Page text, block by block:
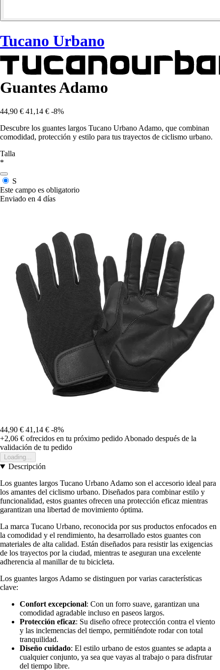
Tucano Urbano
Guantes Adamo
44,90 € 41,14 € -8%
Descubre los guantes largos Tucano Urbano Adamo, que combinan
comodidad, protección y estilo para tus trayectos de ciclismo urbano.
Talla
*
S
Este campo es obligatorio
Enviado en 4 días
44,90 € 41,14 € -8%
+2,06 € ofrecidos en tu próximo pedido Abonado después de la
validación de tu pedido
Loading...
Descripción
Los guantes largos Tucano Urbano Adamo son el accesorio ideal para
los amantes del ciclismo urbano. Diseñados para combinar estilo y
funcionalidad, estos guantes ofrecen una protección eficaz mientras
garantizan una libertad de movimiento óptima.
La marca Tucano Urbano, reconocida por sus productos enfocados en
la comodidad y el rendimiento, ha desarrollado estos guantes con
materiales de alta calidad. Están diseñados para resistir las exigencias
de los trayectos por la ciudad, mientras te aseguran una excelente
adherencia al manillar de tu bicicleta.
Los guantes largos Adamo se distinguen por varias características
clave:
Confort excepcional: Con un forro suave, garantizan una
comodidad agradable incluso en paseos largos.
Protección eficaz: Su diseño ofrece protección contra el viento
y las inclemencias del tiempo, permitiéndote rodar con total
tranquilidad.
Diseño cuidado: El estilo urbano de estos guantes se adapta a
cualquier conjunto, ya sea que vayas al trabajo o para disfrutar
del tiempo libre.